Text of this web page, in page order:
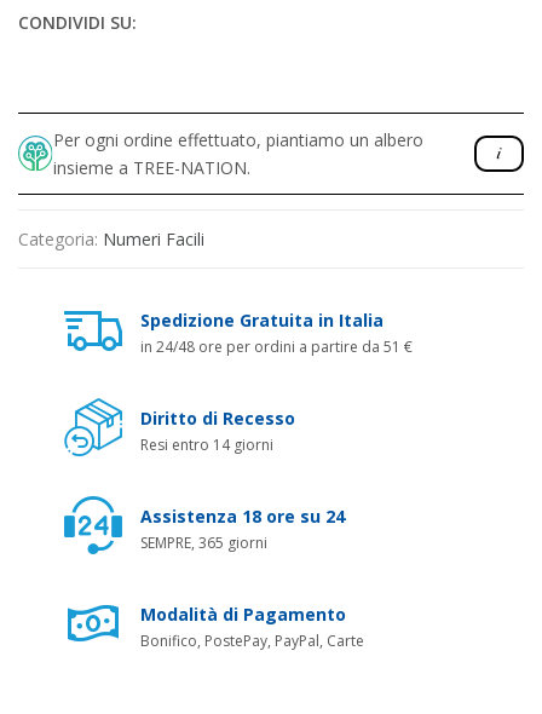
CONDIVIDI SU:
Per ogni ordine effettuato, piantiamo un albero
insieme a TREE-NATION.
Categoria: Numeri Facili
Spedizione Gratuita in Italia
in 24/48 ore per ordini a partire da 51 €
Diritto di Recesso
Resi entro 14 giorni
Assistenza 18 ore su 24
SEMPRE, 365 giorni
Modalità di Pagamento
Bonifico, PostePay, PayPal, Carte